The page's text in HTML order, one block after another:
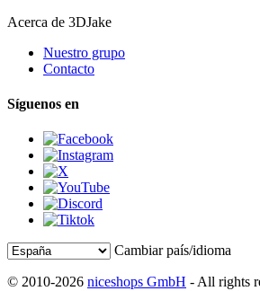
Acerca de 3DJake
Nuestro grupo
Contacto
Síguenos en
Cambiar país/idioma
© 2010-2026 niceshops GmbH - All rights